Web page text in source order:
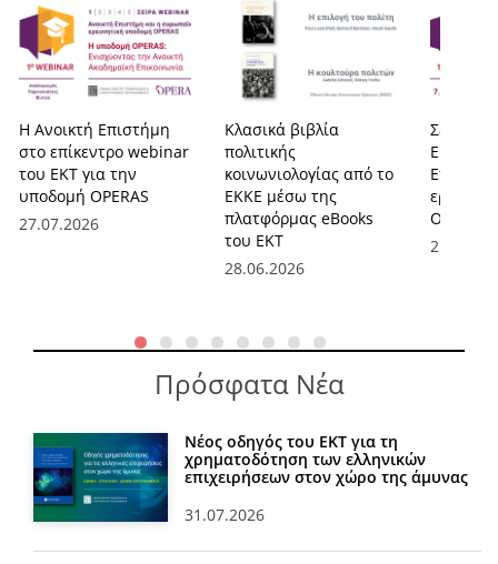
Η Ανοικτή Επιστήμη
στο επίκεντρο webinar
του ΕΚΤ για την
υποδομή OPERAS
27.07.2026
Κλασικά βιβλία
πολιτικής
κοινωνιολογίας από το
ΕΚΚΕ μέσω της
πλατφόρμας eBooks
του ΕΚΤ
28.06.2026
Σειρά
ΕΚΤ για
OPERAS
Πρόσφατα Νέα
Νέος οδηγός του ΕΚΤ για τη
χρηματοδότηση των ελληνικών
επιχειρήσεων στον χώρο της άμυνας
31.07.2026